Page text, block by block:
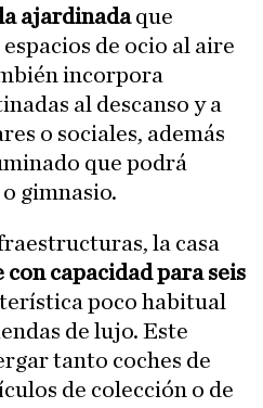
ajardinadaque
de ocio al aire
incorpora
al descanso y a
o sociales, además
que podrá
gimnasio.
la casa
con capacidad para seis
poco habitual
de lujo. Este
tanto coches de
de colección o de